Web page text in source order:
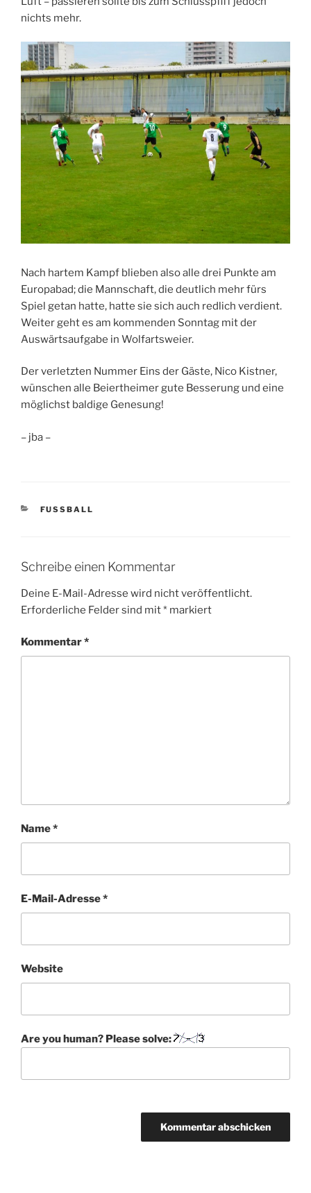
nichts mehr.
Nach hartem Kampf blieben also alle drei Punkte am
Europabad; die Mannschaft, die deutlich mehr fürs
Spiel getan hatte, hatte sie sich auch redlich verdient.
Weiter geht es am kommenden Sonntag mit der
Auswärtsaufgabe in Wolfartsweier.
Der verletzten Nummer Eins der Gäste, Nico Kistner,
wünschen alle Beiertheimer gute Besserung und eine
möglichst baldige Genesung!
– jba –
KATEGORIEN
FUSSBALL
Schreibe einen Kommentar
Deine E-Mail-Adresse wird nicht veröffentlicht.
Erforderliche Felder sind mit* markiert
Kommentar*
Name*
E-Mail-Adresse*
Website
Are you human? Please solve: